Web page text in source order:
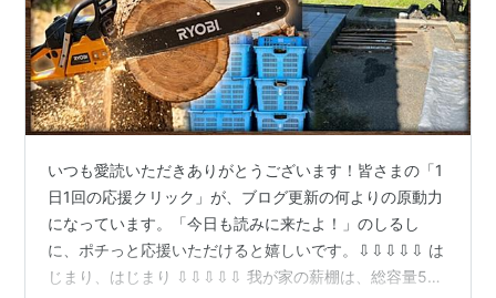
いつも愛読いただきありがとうございます！皆さまの「1
日1回の応援クリック」が、ブログ更新の何よりの原動力
になっています。「今日も読みに来たよ！」のしるし
に、ポチっと応援いただけると嬉しいです。⇩⇩⇩⇩⇩ は
じまり、はじまり ⇩⇩⇩⇩⇩ 我が家の薪棚は、総容量54